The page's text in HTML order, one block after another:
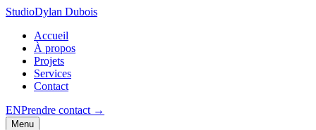
StudioDylan Dubois
Accueil
À propos
Projets
Services
Contact
ENPrendre contact →
Menu